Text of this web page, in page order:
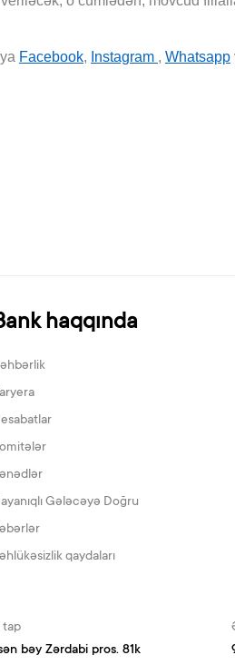
Facebook, Instagram , Whatsapp
haqqında
Gələcəyə Doğru
qaydaları
tap
bəy Zərdabi pros. 81k